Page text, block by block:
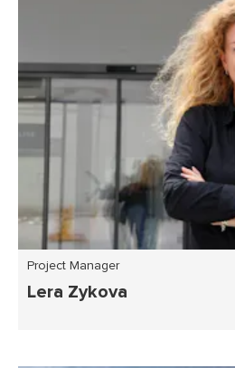
Project Manager
Lera Zykova